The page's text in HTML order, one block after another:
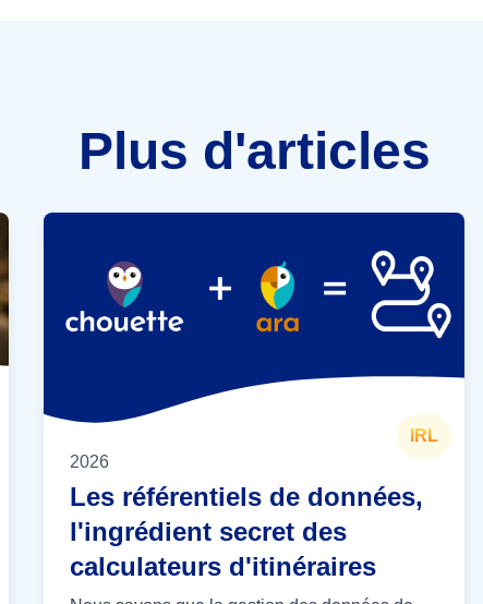
Plus d'articles
IRL
2026
Les référentiels de données,
l'ingrédient secret des
calculateurs d'itinéraires